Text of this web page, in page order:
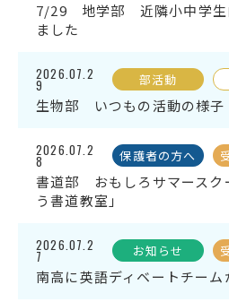
7/29 地学部 近隣小中学生
ました
2026.07.2
9 部活動
生物部 いつもの活動の様子
2026.07.2
8 保護者の方へ
書道部 おもしろサマースク
う書道教室」
2026.07.2
7 お知らせ
南高に英語ディベートチーム